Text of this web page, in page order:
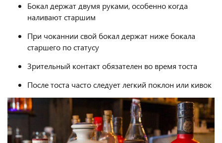
Бокал держат двумя руками, особенно когда
наливают старшим
При чоканнии свой бокал держат ниже бокала
старшего по статусу
Зрительный контакт обязателен во время тоста
После тоста часто следует легкий поклон или кивок